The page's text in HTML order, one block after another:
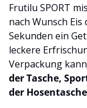
Frutilu SPORT
nach Wunsch
Sekunden ein
leckere
Verpackung
der Tasche,
der Hosentasche